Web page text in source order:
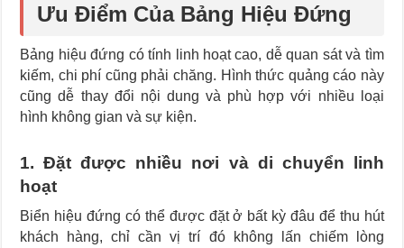
Ưu Điểm Của Bảng Hiệu Đứng
Bảng hiệu đứng có tính linh hoạt cao, dễ quan sát và tìm
kiếm, chi phí cũng phải chăng. Hình thức quảng cáo này
cũng dễ thay đổi nội dung và phù hợp với nhiều loại
hình không gian và sự kiện.
1. Đặt được nhiều nơi và di chuyển linh
hoạt
Biển hiệu đứng có thể được đặt ở bất kỳ đâu để thu hút
khách hàng, chỉ cần vị trí đó không lấn chiếm lòng